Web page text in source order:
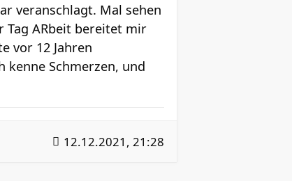
veranschlagt. Mal sehen
Tag ARbeit bereitet mir
vor 12 Jahren
kenne Schmerzen, und
12.12.2021, 21:28